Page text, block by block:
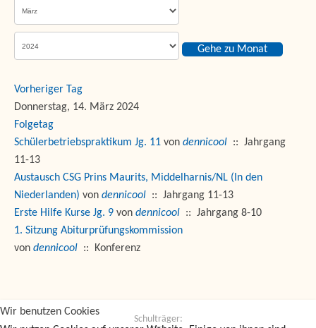
Gehe zu Monat
Vorheriger Tag
Donnerstag, 14. März 2024
Folgetag
Schülerbetriebspraktikum Jg. 11 von dennicool :: Jahrgang
11-13
Austausch CSG Prins Maurits, Middelharnis/NL (In den
Niederlanden) von dennicool :: Jahrgang 11-13
Erste Hilfe Kurse Jg. 9 von dennicool :: Jahrgang 8-10
1. Sitzung Abiturprüfungskommission
von dennicool :: Konferenz
Schulträger:
Wir benutzen Cookies